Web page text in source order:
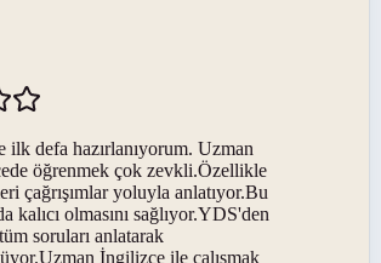
ilk defa hazırlanıyorum. Uzman
öğrenmek çok zevkli.Özellikle
çağrışımlar yoluyla anlatıyor.Bu
kalıcı olmasını sağlıyor.YDS'den
soruları anlatarak
İngilizce ile çalışmak